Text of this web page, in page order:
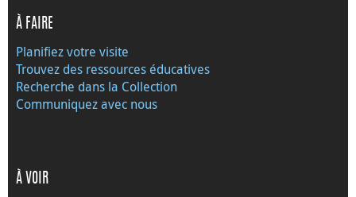
À FAIRE
Planifiez votre visite
Trouvez des ressources éducatives
Recherche dans la Collection
Communiquez avec nous
À VOIR